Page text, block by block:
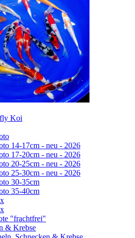
Koi
14-17cm - neu - 2026
17-20cm - neu - 2026
20-25cm - neu - 2026
25-30cm - neu - 2026
30-35cm
35-40cm
"frachtfrei"
& Krebse